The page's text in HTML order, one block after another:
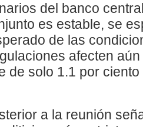
del banco
es estable, se
de las
afecten
de solo 1.1 por
a la reunión